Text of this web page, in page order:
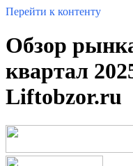
Перейти к контенту
Обзор
квартал
Liftobzor.ru